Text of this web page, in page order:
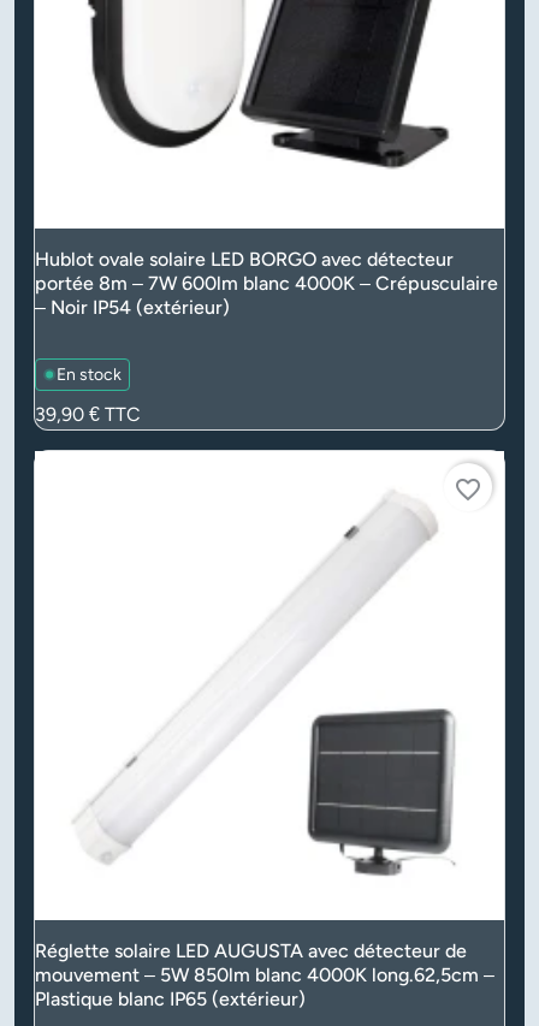
Hublot ovale solaire LED BORGO avec détecteur
portée 8m – 7W 600lm blanc 4000K – Crépusculaire
– Noir IP54 (extérieur)
En stock
Prix
39,90 € TTC
favorite_border
Réglette solaire LED AUGUSTA avec détecteur de
mouvement – 5W 850lm blanc 4000K long.62,5cm –
Plastique blanc IP65 (extérieur)